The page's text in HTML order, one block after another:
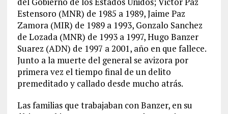
Estensoro (MNR) de 1985 a 1989, Jaime Paz
Zamora (MIR) de 1989 a 1993, Gonzalo Sanchez
de Lozada (MNR) de 1993 a 1997, Hugo Banzer
Suarez (ADN) de 1997 a 2001, año en que fallece.
Junto a la muerte del general se avizora por
primera vez el tiempo final de un delito
premeditado y callado desde mucho atrás.
Las familias que trabajaban con Banzer, en su